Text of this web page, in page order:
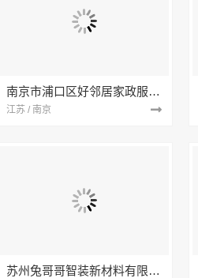
南京市浦口区好邻居家政服务中心
江苏 / 南京
苏州兔哥哥智装新材料有限公司